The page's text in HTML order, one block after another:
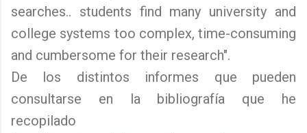
searches.. students find many university and
college systems too complex, time-consuming
and cumbersome for their research".
De los distintos informes que pueden
consultarse en la bibliografía que he
recopilado